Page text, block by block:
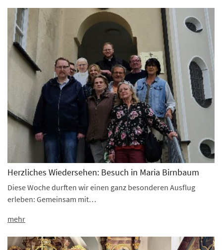
Herzliches Wiedersehen: Besuch in Maria Birnbaum
Diese Woche durften wir einen ganz besonderen Ausflug
erleben: Gemeinsam mit…
mehr